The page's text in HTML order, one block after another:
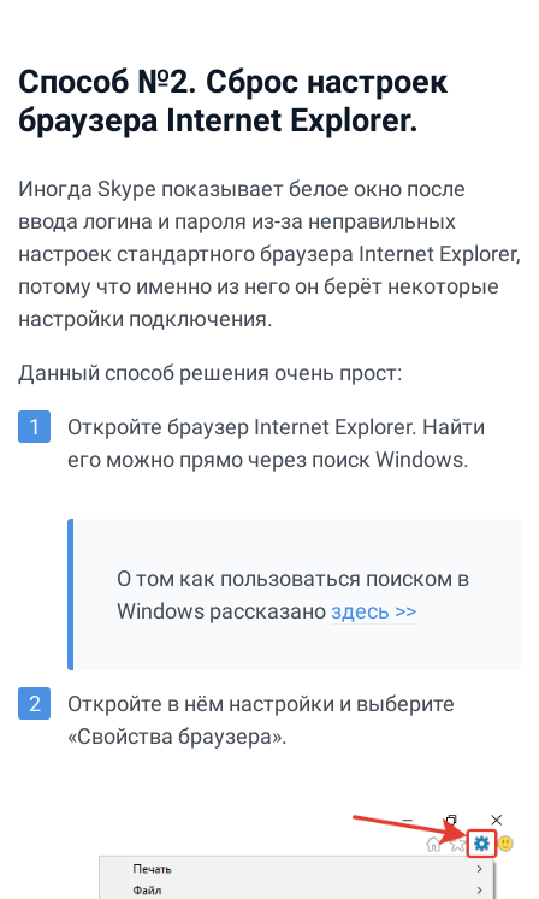
Способ №2. Сброс настроек
браузера Internet Explorer.
Иногда Skype показывает белое окно после
ввода логина и пароля из-за неправильных
настроек стандартного браузера Internet Explorer,
потому что именно из него он берёт некоторые
настройки подключения.
Данный способ решения очень прост:
Откройте браузер Internet Explorer. Найти
его можно прямо через поиск Windows.
О том как пользоваться поиском в
Windows рассказаноздесь >>
Откройте в нём настройки и выберите
«Свойства браузера».